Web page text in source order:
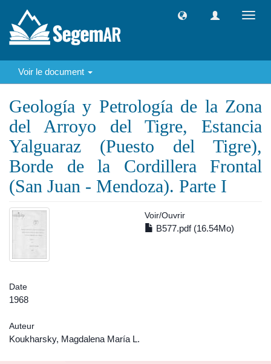
Voir le document
Geología y Petrología de la Zona
del Arroyo del Tigre, Estancia
Yalguaraz (Puesto del Tigre),
Borde de la Cordillera Frontal
(San Juan - Mendoza). Parte I
Voir/Ouvrir
B577.pdf (16.54Mo)
Date
1968
Auteur
Koukharsky, Magdalena María L.